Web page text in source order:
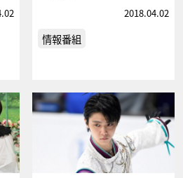
2018.04.02
情報番組